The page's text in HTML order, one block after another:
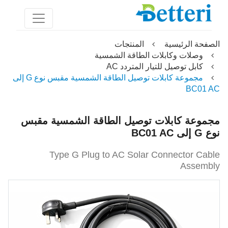
الصفحة الرئيسية
المنتجات
وصلات وكابلات الطاقة الشمسية
كابل توصيل للتيار المتردد AC
مجموعة كابلات توصيل الطاقة الشمسية مقبس نوع G إلى
BC01 AC
مجموعة كابلات توصيل الطاقة الشمسية مقبس
نوع G إلى BC01 AC
Type G Plug to AC Solar Connector Cable
Assembly